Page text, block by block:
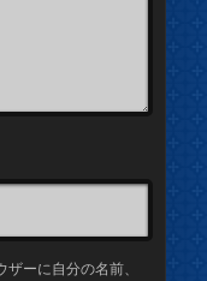
ーに自分の名前、